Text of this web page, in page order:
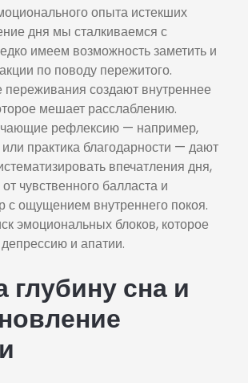
опыта истекших
дня мы сталкиваемся с
имеем возможность заметить и
по поводу пережитого.
создают внутреннее
мешает расслаблению.
рефлексию — например,
практика благодарности — дают
впечатления дня,
чувственного балласта и
с ощущением внутреннего покоя.
эмоциональных блоков, которое
и апатии.
глубину сна и